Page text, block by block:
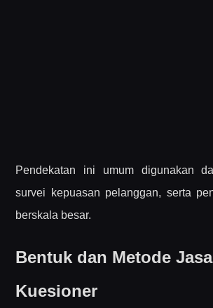
Pendekatan ini umum digunakan
survei kepuasan pelanggan, serta
berskala besar.
Bentuk dan Metode
Kuesioner